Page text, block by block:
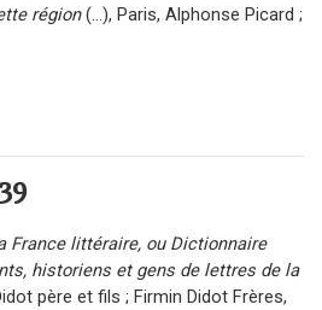
région(...), Paris, Alphonse Picard ;
France littéraire, ou Dictionnaire
historiens et gens de lettres de la
père et fils ; Firmin Didot Frères,